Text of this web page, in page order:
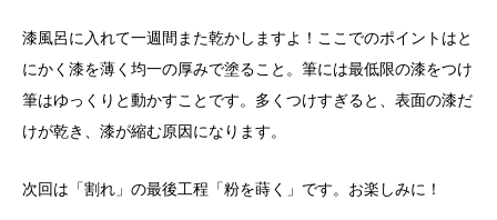
漆風呂に入れて一週間また乾かしますよ！ここでのポイントはと
にかく漆を薄く均一の厚みで塗ること。筆には最低限の漆をつけ
筆はゆっくりと動かすことです。 多くつけすぎると、表面の漆だ
けが乾き、漆が縮む原因になります。
次回は「割れ」の最後工程「粉を蒔く」です。 お楽しみに！